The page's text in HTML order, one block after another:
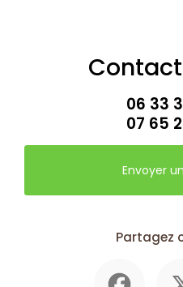
06 33
07 65
Envoyer
Partagez